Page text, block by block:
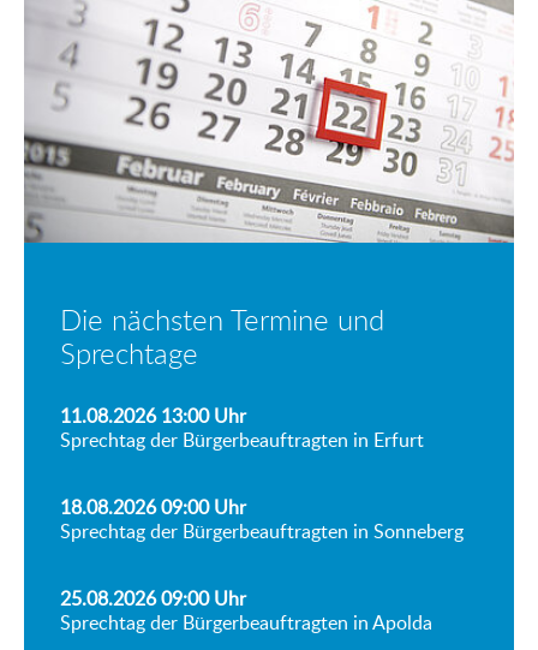
Die nächsten Termine und
Sprechtage
11.08.2026 13:00Uhr
Sprechtag der Bürgerbeauftragten in Erfurt
18.08.2026 09:00Uhr
Sprechtag der Bürgerbeauftragten in Sonneberg
25.08.2026 09:00Uhr
Sprechtag der Bürgerbeauftragten in Apolda